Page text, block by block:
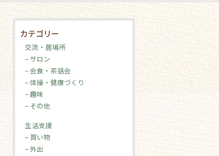
カテゴリー
交流・居場所
– サロン
– 会食・茶話会
– 体操・健康づくり
– 趣味
– その他
生活支援
– 買い物
– 外出